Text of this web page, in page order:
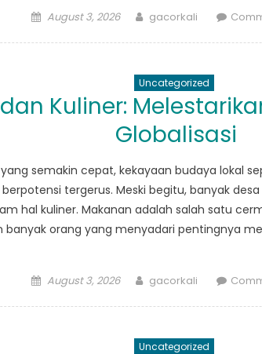
Posted
August 3, 2026 Author
gacorkali
Uncategorized
Kuliner:
Globalisasi
semakin cepat, kekayaan budaya lokal
tergerus. Meski begitu, banyak
hal kuliner. Makanan adalah salah satu
banyak orang yang menyadari pentingnya
Posted
August 3, 2026 Author
gacorkali
Uncategorized